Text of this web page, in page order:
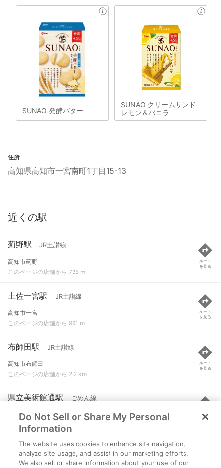
SUNAO 発酵バター
SUNAO クリームサンド
レモン＆バニラ
住所
高知県高知市一宮南町1丁目15-13
近くの駅
薊野駅 JR土讃線
高知市薊野
このページの店舗から 725 m
ルート
を見る
土佐一宮駅 JR土讃線
高知市一宮
このページの店舗から 961 m
ルート
を見る
布師田駅 JR土讃線
高知市布師田
このページの店舗から 2.2 km
ルート
を見る
県立美術館通駅 ごめん線
高知市高須新町１
このページの店舗から 2.5 km
ルート
を見る
高須駅 ごめん線
高知市高須字高須
Do Not Sell or Share My Personal
Information
The website uses cookies to enhance site navigation,
analyze site usage, and assist in our marketing efforts.
We also sell or share information about your use of our